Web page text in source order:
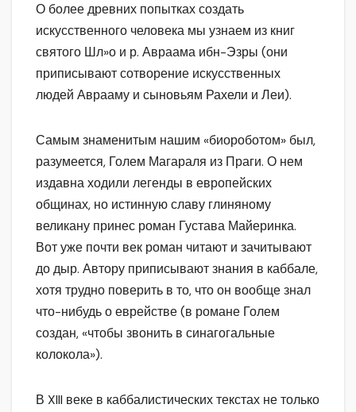
О более древних попытках создать
искусственного человека мы узнаем из книг
святого Шл»о и р. Авраама ибн-Эзры (они
приписывают сотворение искусственных
людей Аврааму и сыновьям Рахели и Леи).
Самым знаменитым нашим «биороботом» был,
разумеется, Голем Магараля из Праги. О нем
издавна ходили легенды в европейских
общинах, но истинную славу глиняному
великану принес роман Густава Майеринка.
Вот уже почти век роман читают и зачитывают
до дыр. Автору приписывают знания в каббале,
хотя трудно поверить в то, что он вообще знал
что-нибудь о еврействе (в романе Голем
создан, «чтобы звонить в синагогальные
колокола»).
В XIII веке в каббалистических текстах не только